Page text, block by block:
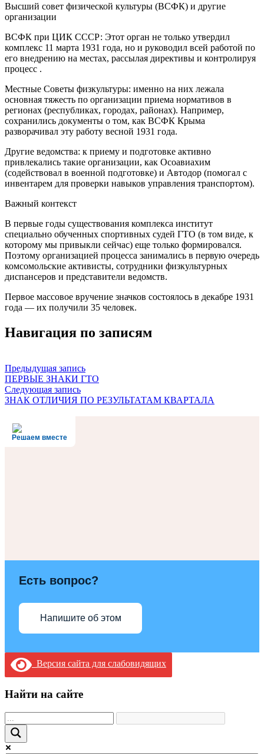
Высший совет физической культуры (ВСФК) и другие
организации
ВСФК при ЦИК СССР: Этот орган не только утвердил
комплекс 11 марта 1931 года, но и руководил всей работой по
его внедрению на местах, рассылая директивы и контролируя
процесс .
Местные Советы физкультуры: именно на них лежала
основная тяжесть по организации приема нормативов в
регионах (республиках, городах, районах). Например,
сохранились документы о том, как ВСФК Крыма
разворачивал эту работу весной 1931 года.
Другие ведомства: к приему и подготовке активно
привлекались такие организации, как Осоавиахим
(содействовал в военной подготовке) и Автодор (помогал с
инвентарем для проверки навыков управления транспортом).
Важный контекст
В первые годы существования комплекса институт
специально обученных спортивных судей ГТО (в том виде, к
которому мы привыкли сейчас) еще только формировался.
Поэтому организацией процесса занимались в первую очередь
комсомольские активисты, сотрудники физкультурных
диспансеров и представители ведомств.
Первое массовое вручение значков состоялось в декабре 1931
года — их получили 35 человек.
Навигация по записям
Предыдущая запись
ПЕРВЫЕ ЗНАКИ ГТО
Следующая запись
ЗНАК ОТЛИЧИЯ ПО РЕЗУЛЬТАТАМ КВАРТАЛА
Решаем вместе
Есть вопрос?
Напишите об этом
Версия сайта для слабовидящих
Найти на сайте